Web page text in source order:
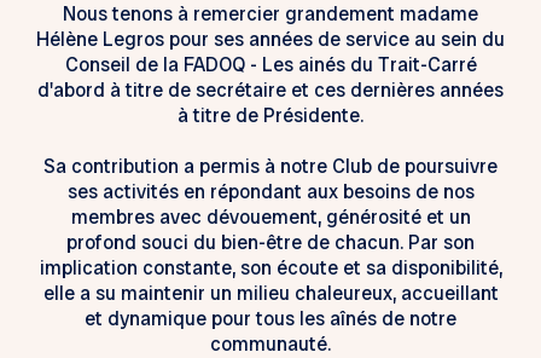
Nous tenons à remercier grandement madame
Hélène Legros pour ses années de service au sein du
Conseil de la FADOQ - Les ainés du Trait-Carré
d'abord à titre de secrétaire et ces dernières années
à titre de Présidente.
Sa contribution a permis à notre Club de poursuivre
ses activités en répondant aux besoins de nos
membres avec dévouement, générosité et un
profond souci du bien-être de chacun. Par son
implication constante, son écoute et sa disponibilité,
elle a su maintenir un milieu chaleureux, accueillant
et dynamique pour tous les aînés de notre
communauté.